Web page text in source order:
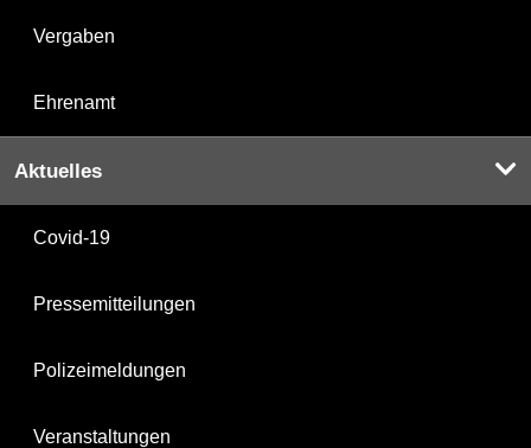
Vergaben
Ehrenamt
Aktuelles
Covid-19
Pressemitteilungen
Polizeimeldungen
Veranstaltungen